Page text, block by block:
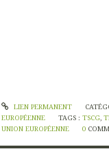
LIEN PERMANENT
EUROPÉENNE
TAGS :TSCG,
UNION EUROPÉENNE
0